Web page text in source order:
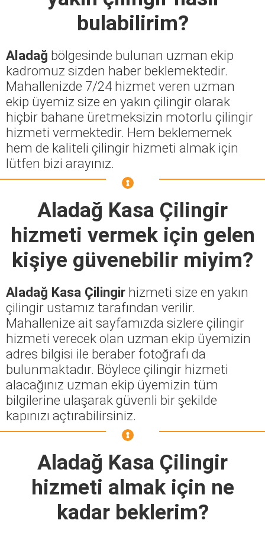
bulabilirim?
Aladağ bölgesinde bulunan uzman ekip
kadromuz sizden haber beklemektedir.
Mahallenizde 7/24 hizmet veren uzman
ekip üyemiz size en yakın çilingir olarak
hiçbir bahane üretmeksizin motorlu çilingir
hizmeti vermektedir. Hem beklememek
hem de kaliteli çilingir hizmeti almak için
lütfen bizi arayınız.
Aladağ Kasa Çilingir
hizmeti vermek için gelen
kişiye güvenebilir miyim?
Aladağ Kasa Çilingir hizmeti size en yakın
çilingir ustamız tarafından verilir.
Mahallenize ait sayfamızda sizlere çilingir
hizmeti verecek olan uzman ekip üyemizin
adres bilgisi ile beraber fotoğrafı da
bulunmaktadır. Böylece çilingir hizmeti
alacağınız uzman ekip üyemizin tüm
bilgilerine ulaşarak güvenli bir şekilde
kapınızı açtırabilirsiniz.
Aladağ Kasa Çilingir
hizmeti almak için ne
kadar beklerim?